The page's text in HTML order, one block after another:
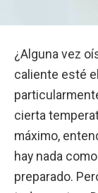
¿Alguna vez
caliente esté
cierta
máximo,
hay nada
preparado.